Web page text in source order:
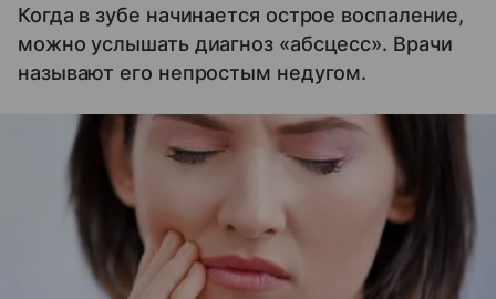
Когда в зубе начинается острое воспаление,
можно услышать диагноз «абсцесс». Врачи
называют его непростым недугом.